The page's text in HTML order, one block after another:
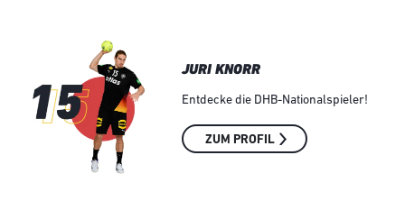
JURI KNORR
Entdecke die DHB-Nationalspieler!
ZUM PROFIL